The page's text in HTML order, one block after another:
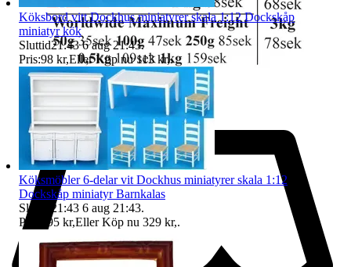
Köksbord vitt Dockhus miniatyrer skala 1:12 Dockskåp
miniatyr kök
Sluttid21:43 6 aug 21:43.
Pris:98 kr,Eller Köp nu 113 kr,.
Köksmöbler 6-delar vit Dockhus miniatyrer skala 1:12
Dockskåp miniatyr Barnkalas
Sluttid
21:43 6 aug 21:43.
Pris:
295 kr,Eller Köp nu 329 kr,.